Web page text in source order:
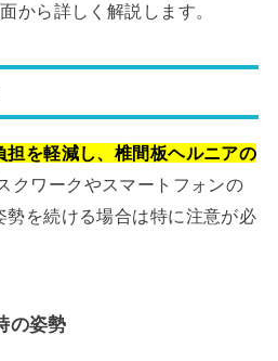
から詳しく解説します。
担を軽減し、椎間板ヘルニアの
クワークやスマートフォンの
勢を続ける場合は特に注意が必
の姿勢